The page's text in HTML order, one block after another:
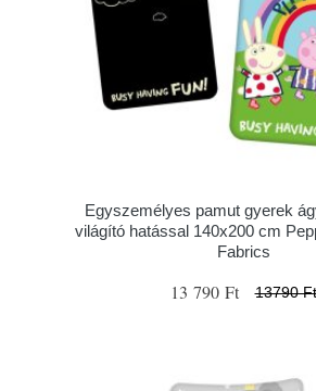
Egyszemélyes pamut gyerek
világító hatással 140x200 cm
Fabrics
13 790 Ft 13790 Ft